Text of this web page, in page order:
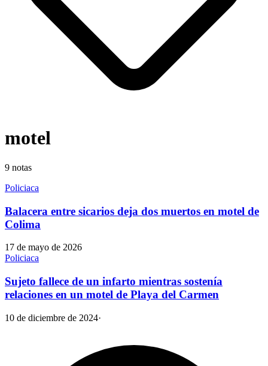
motel
9 notas
Policiaca
Balacera entre sicarios deja dos muertos en motel de
Colima
17 de mayo de 2026
Policiaca
Sujeto fallece de un infarto mientras sostenía
relaciones en un motel de Playa del Carmen
10 de diciembre de 2024·